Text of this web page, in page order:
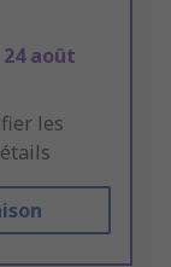
24 août
les